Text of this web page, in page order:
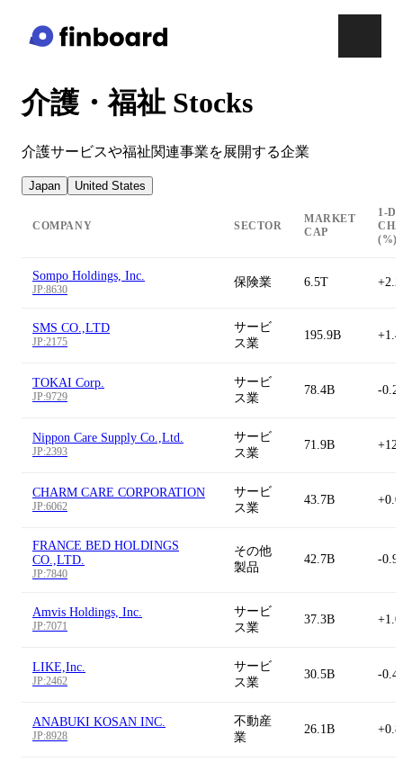
介護・福祉 Stocks
介護サービスや福祉関連事業を展開する企業
Japan United States
COMPANY SECTOR
MARKET
CAP
1-
(%)
Sompo Holdings, Inc.
JP:8630
保険業 6.5T
SMS CO.,LTD
JP:2175
サービ
ス業
195.9B
TOKAI Corp.
JP:9729
サービ
ス業
78.4B -
Nippon Care Supply Co.,Ltd.
JP:2393
サービ
ス業
71.9B
CHARM CARE CORPORATION
JP:6062
サービ
ス業
43.7B
FRANCE BED HOLDINGS
CO.,LTD.
JP:7840
その他
製品
42.7B -
Amvis Holdings, Inc.
JP:7071
サービ
ス業
37.3B
LIKE,Inc.
JP:2462
サービ
ス業
30.5B -
ANABUKI KOSAN INC.
JP:8928
不動産
業
26.1B